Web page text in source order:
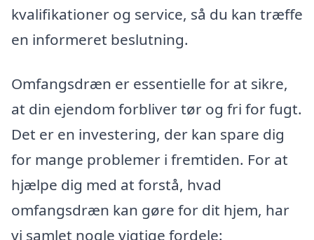
kvalifikationer og service, så du kan træffe
en informeret beslutning.
Omfangsdræn er essentielle for at sikre,
at din ejendom forbliver tør og fri for fugt.
Det er en investering, der kan spare dig
for mange problemer i fremtiden. For at
hjælpe dig med at forstå, hvad
omfangsdræn kan gøre for dit hjem, har
vi samlet nogle vigtige fordele: